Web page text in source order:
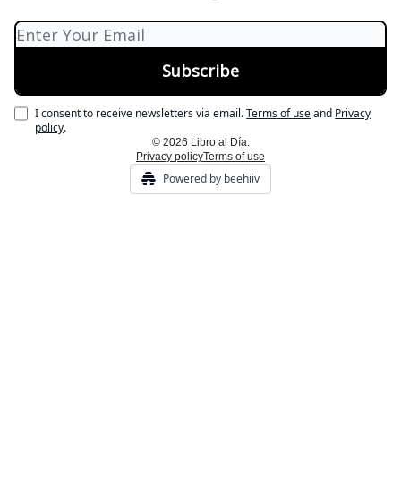
I consent to receive newsletters via email.Terms of useand Privacy
policy.
© 2026 Libro al Día.
Privacy policyTerms of use
Powered by beehiiv